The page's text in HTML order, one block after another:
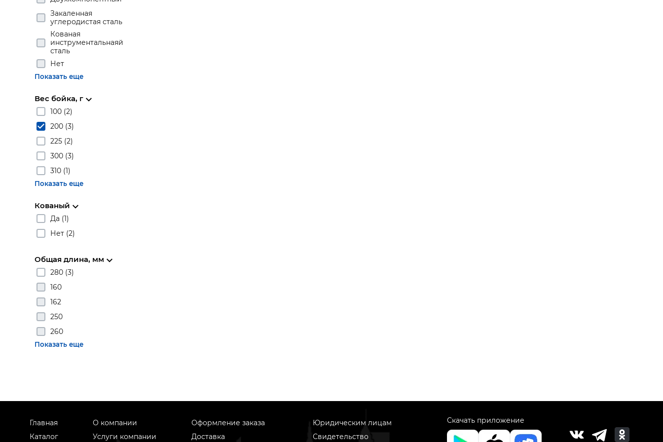
Закаленная
углеродистая сталь
Кованая
инструментальнаяй
сталь
Нет
Показать еще
Вес бойка, г
100 (2)
200 (3)
225 (2)
300 (3)
310 (1)
Показать еще
Кованый
Да (1)
Нет (2)
Общая длина, мм
280 (3)
160
162
250
260
Показать еще
Главная
Каталог
О компании
Услуги компании
Оформление заказа
Доставка
Юридическим лицам
Свидетельство
Скачать приложение